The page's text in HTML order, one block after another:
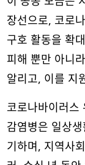
장선으로, 코로
구호 활동을 확
피해 뿐만 아니
알리고, 이를 지
코로나바이러스
감염병은 일상
기하며, 지역사